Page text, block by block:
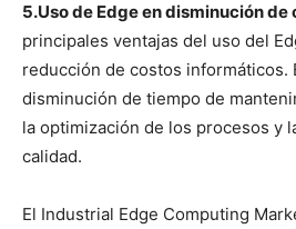
5.Uso de Edge en disminución de
principales ventajas del uso del
reducción de costos informáticos.
disminución de tiempo de
la optimización de los procesos y
calidad.
El Industrial Edge Computing